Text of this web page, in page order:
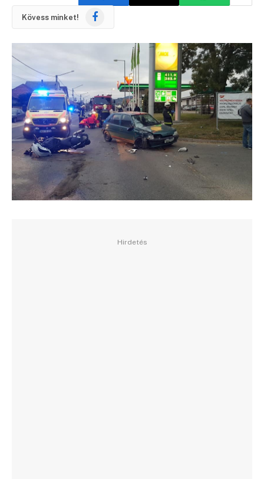
Kövess minket! Facebook
Hirdetés